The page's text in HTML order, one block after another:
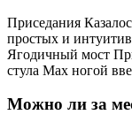
Приседания
простых и
Ягодичный мост
стула Мах ногой
Можно ли за